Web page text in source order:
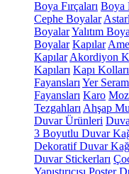
Boya Fırçaları Boya
Cephe Boyalar
BoyalarYalıtım
Boyalar Kapılar
Kapılar Akordiyon
Kapıları Kapı Kolları
Fayansları Yer
Fayansları Karo
Tezgahları Ahşap
Duvar Ürünleri
3 Boyutlu Duvar
Dekoratif Duvar
Duvar Stickerları
Yapıştırıcısı Poster